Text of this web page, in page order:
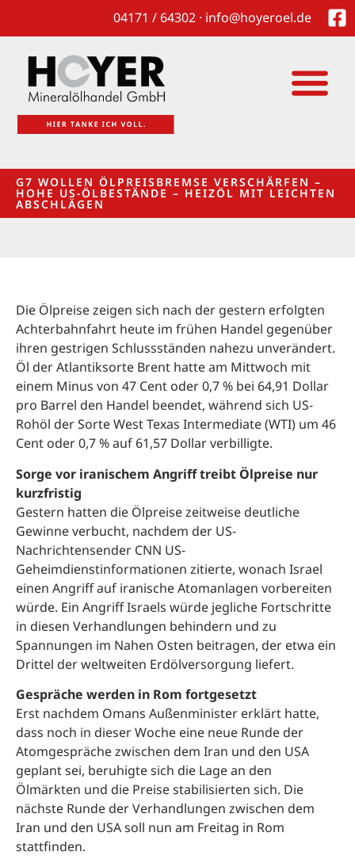
04171 / 64302 · info@hoyeroel.de
G7 WOLLEN ÖLPREISBREMSE VERSCHÄRFEN –
HOHE US-ÖLBESTÄNDE – HEIZÖL MIT LEICHTEN
ABSCHLÄGEN
Die Ölpreise zeigen sich nach der gestern erfolgten
Achterbahnfahrt heute im frühen Handel gegenüber
ihren gestrigen Schlussständen nahezu unverändert.
Öl der Atlantiksorte Brent hatte am Mittwoch mit
einem Minus von 47 Cent oder 0,7 % bei 64,91 Dollar
pro Barrel den Handel beendet, während sich US-
Rohöl der Sorte West Texas Intermediate (WTI) um 46
Cent oder 0,7 % auf 61,57 Dollar verbilligte.
Sorge vor iranischem Angriff treibt Ölpreise nur
kurzfristig
Gestern hatten die Ölpreise zeitweise deutliche
Gewinne verbucht, nachdem der US-
Nachrichtensender CNN US-
Geheimdienstinformationen zitierte, wonach Israel
einen Angriff auf iranische Atomanlagen vorbereiten
würde. Ein Angriff Israels würde jegliche Fortschritte
in diesen Verhandlungen behindern und zu
Spannungen im Nahen Osten beitragen, der etwa ein
Drittel der weltweiten Erdölversorgung liefert.
Gespräche werden in Rom fortgesetzt
Erst nachdem Omans Außenminister erklärt hatte,
dass noch in dieser Woche eine neue Runde der
Atomgespräche zwischen dem Iran und den USA
geplant sei, beruhigte sich die Lage an den
Ölmärkten und die Preise stabilisierten sich. Die
nächste Runde der Verhandlungen zwischen dem
Iran und den USA soll nun am Freitag in Rom
stattfinden.